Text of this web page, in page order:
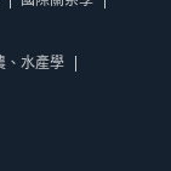
、水產學